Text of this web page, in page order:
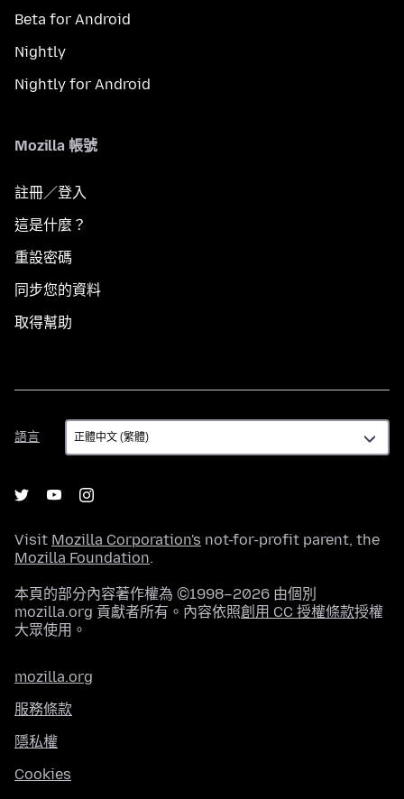
Beta for Android
Nightly
Nightly for Android
Mozilla 帳號
註冊／登入
這是什麼？
重設密碼
同步您的資料
取得幫助
語言
語
言
Visit Mozilla Corporation's not-for-profit parent, the
Mozilla Foundation.
本頁的部分內容著作權為 ©1998–2026 由個別
mozilla.org 貢獻者所有。內容依照創用 CC 授權條款授權
大眾使用。
mozilla.org
服務條款
隱私權
Cookies